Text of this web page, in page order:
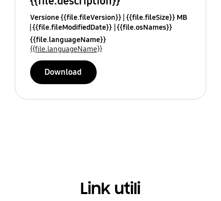
Versione {{file.fileVersion}} {{file.fileSize}} MB
{{file.fileModifiedDate}} {{file.osNames}}
{{file.languageName}}
{{file.languageName}}
Download
Link utili